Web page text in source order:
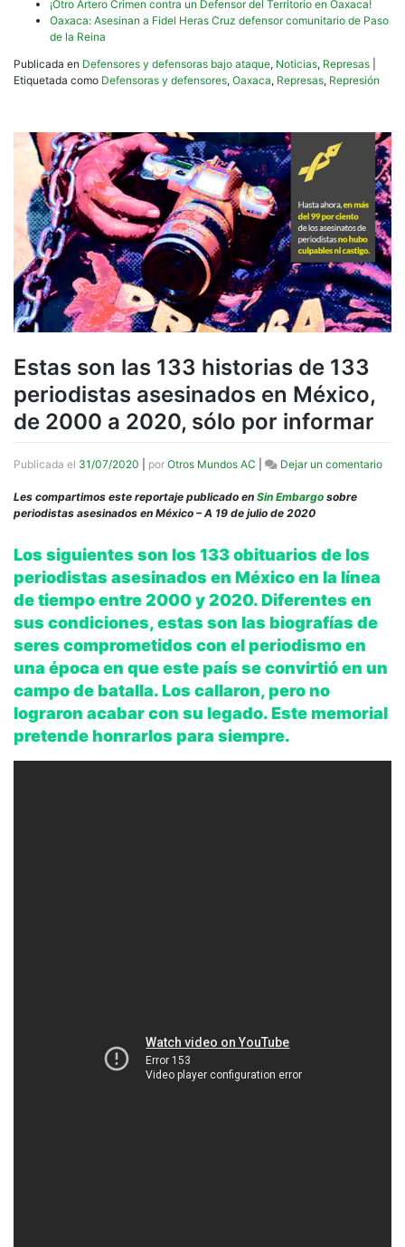
¡Otro Artero Crimen contra un Defensor del Territorio en Oaxaca!
Oaxaca: Asesinan a Fidel Heras Cruz defensor comunitario de Paso
de la Reina
Publicada en Defensores y defensoras bajo ataque, Noticias, Represas
Etiquetada como Defensoras y defensores, Oaxaca, Represas, Represión
Estas son las 133 historias de 133
periodistas asesinados en México,
de 2000 a 2020, sólo por informar
Publicada el 31/07/2020 por Otros Mundos AC Dejar un comentarioen
Les compartimos este reportaje publicado en Sin Embargo sobre
periodistas asesinados en México – A 19 de julio de 2020
Los siguientes son los 133 obituarios de los
periodistas asesinados en México en la línea
de tiempo entre 2000 y 2020. Diferentes en
sus condiciones, estas son las biografías de
seres comprometidos con el periodismo en
una época en que este país se convirtió en un
campo de batalla. Los callaron, pero no
lograron acabar con su legado. Este memorial
pretende honrarlos para siempre.